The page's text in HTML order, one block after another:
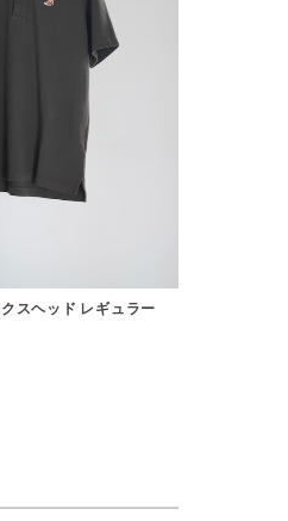
クスヘッド レギュラー